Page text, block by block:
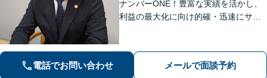
ナンバーONE！豊富な実績を活かし、
利益の最大化に向け的確・迅速にサポ
問題／交通事故等、あなたの味方とし
て尽力します【完全個室】【下関駅5
電話でお問い合わせ メールで面談予約